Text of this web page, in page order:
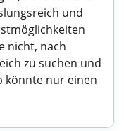
und
nicht, nach
zu suchen und
könnte nur einen